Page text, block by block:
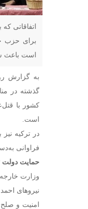
اتفاقاتی
برای حزب
است باعث
به گزارش رواج ۲۴ به نقل از -گروه
گذشته در
است.
در ترکیه
فراوانی
حمایت دولت
وزارت
نیروهای
امنیت و